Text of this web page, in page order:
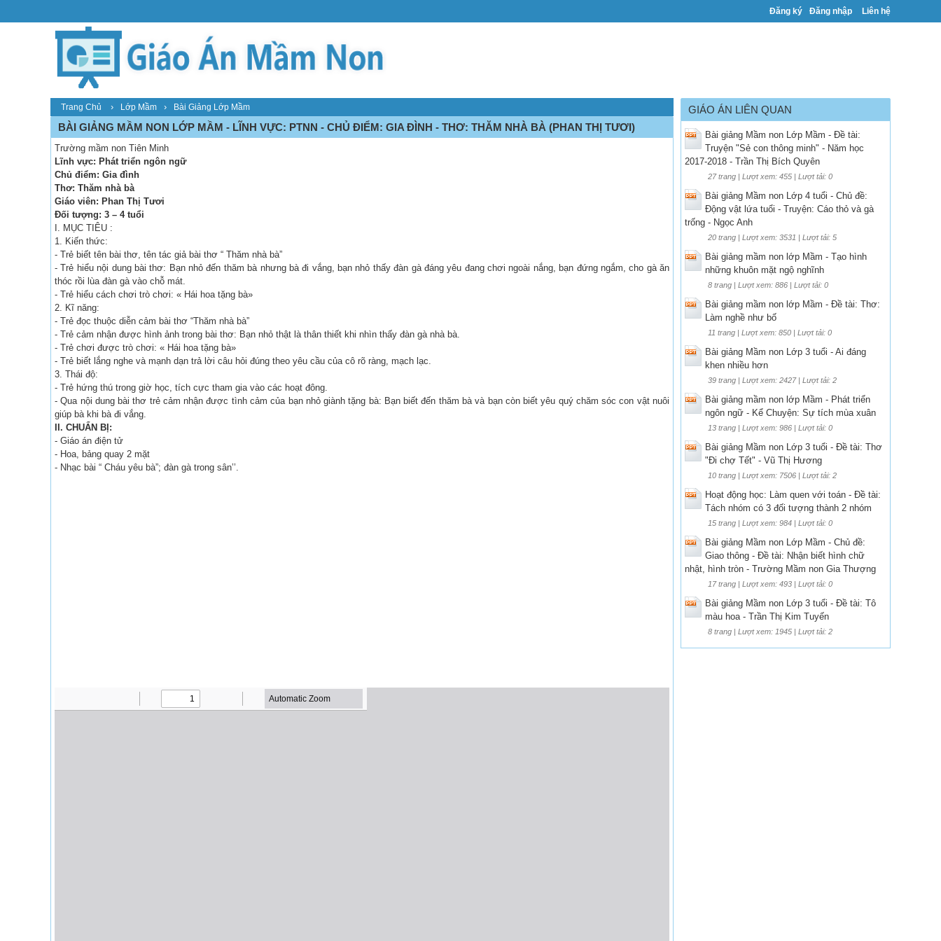
Đăng ký Đăng nhập Liên hệ
Trang Chủ › Lớp Mầm › Bài Giảng Lớp Mầm
BÀI GIẢNG MẦM NON LỚP MẦM - LĨNH VỰC: PTNN - CHỦ ĐIỂM: GIA ĐÌNH - THƠ: THĂM NHÀ BÀ (PHAN THỊ TƯƠI)
Trường mầm non Tiên Minh
Lĩnh vực: Phát triển ngôn ngữ
Chủ điểm: Gia đình
Thơ: Thăm nhà bà
Giáo viên: Phan Thị Tươi
Đối tượng: 3 – 4 tuổi
I. MỤC TIÊU :
1. Kiến thức:
- Trẻ biết tên bài thơ, tên tác giả bài thơ “ Thăm nhà bà”
- Trẻ hiểu nội dung bài thơ: Bạn nhỏ đến thăm bà nhưng bà đi vắng, bạn nhỏ thấy đàn gà đáng yêu đang chơi ngoài nắng, bạn đứng ngắm, cho gà ăn
thóc rồi lùa đàn gà vào chỗ mát.
- Trẻ hiểu cách chơi trò chơi: « Hái hoa tặng bà»
2. Kĩ năng:
- Trẻ đọc thuộc diễn cảm bài thơ “Thăm nhà bà”
- Trẻ cảm nhận được hình ảnh trong bài thơ: Bạn nhỏ thật là thân thiết khi nhìn thấy đàn gà nhà bà.
- Trẻ chơi được trò chơi: « Hái hoa tặng bà»
- Trẻ biết lắng nghe và mạnh dạn trả lời câu hỏi đúng theo yêu cầu của cô rõ ràng, mạch lạc.
3. Thái độ:
- Trẻ hứng thú trong giờ học, tích cực tham gia vào các hoạt đông.
- Qua nội dung bài thơ trẻ cảm nhận được tình cảm của bạn nhỏ giành tặng bà: Bạn biết đến thăm bà và bạn còn biết yêu quý chăm sóc con vật nuôi
giúp bà khi bà đi vắng.
II. CHUẨN BỊ:
- Giáo án điện tử
- Hoa, bảng quay 2 mặt
- Nhạc bài “ Cháu yêu bà”; đàn gà trong sân’’.
GIÁO ÁN LIÊN QUAN
Bài giảng Mầm non Lớp Mầm - Đề tài:
Truyện "Sẻ con thông minh" - Năm học
2017-2018 - Trần Thị Bích Quyên
27 trang | Lượt xem: 455 | Lượt tải: 0
Bài giảng Mầm non Lớp 4 tuổi - Chủ đề:
Động vật lứa tuổi - Truyện: Cáo thỏ và gà
trống - Ngọc Anh
20 trang | Lượt xem: 3531 | Lượt tải: 5
Bài giảng mầm non lớp Mầm - Tạo hình
những khuôn mặt ngộ nghĩnh
8 trang | Lượt xem: 886 | Lượt tải: 0
Bài giảng mầm non lớp Mầm - Đề tài: Thơ:
Làm nghề như bố
11 trang | Lượt xem: 850 | Lượt tải: 0
Bài giảng Mầm non Lớp 3 tuổi - Ai đáng
khen nhiều hơn
39 trang | Lượt xem: 2427 | Lượt tải: 2
Bài giảng mầm non lớp Mầm - Phát triển
ngôn ngữ - Kể Chuyện: Sự tích mùa xuân
13 trang | Lượt xem: 986 | Lượt tải: 0
Bài giảng Mầm non Lớp 3 tuổi - Đề tài: Thơ
"Đi chợ Tết" - Vũ Thị Hương
10 trang | Lượt xem: 7506 | Lượt tải: 2
Hoạt động học: Làm quen với toán - Đề tài:
Tách nhóm có 3 đối tượng thành 2 nhóm
15 trang | Lượt xem: 984 | Lượt tải: 0
Bài giảng Mầm non Lớp Mầm - Chủ đề:
Giao thông - Đề tài: Nhận biết hình chữ
nhật, hình tròn - Trường Mầm non Gia Thượng
17 trang | Lượt xem: 493 | Lượt tải: 0
Bài giảng Mầm non Lớp 3 tuổi - Đề tài: Tô
màu hoa - Trần Thị Kim Tuyến
8 trang | Lượt xem: 1945 | Lượt tải: 2